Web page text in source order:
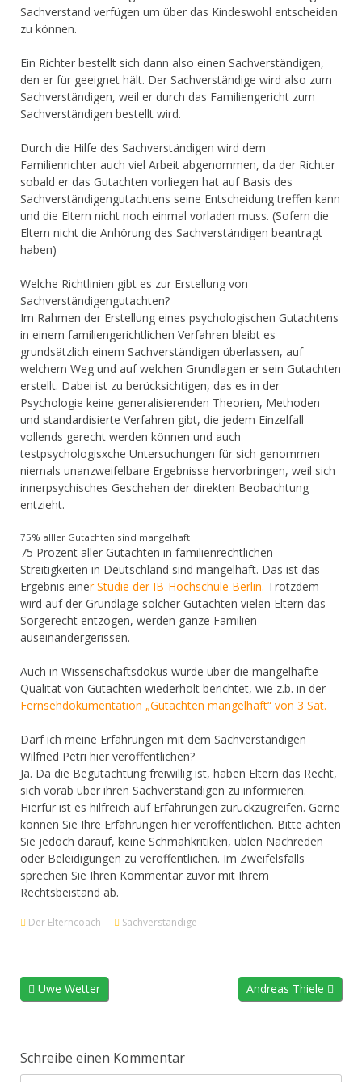
Sachverstand verfügen um über das Kindeswohl entscheiden
zu können.
Ein Richter bestellt sich dann also einen Sachverständigen,
den er für geeignet hält. Der Sachverständige wird also zum
Sachverständigen, weil er durch das Familiengericht zum
Sachverständigen bestellt wird.
Durch die Hilfe des Sachverständigen wird dem
Familienrichter auch viel Arbeit abgenommen, da der Richter
sobald er das Gutachten vorliegen hat auf Basis des
Sachverständigengutachtens seine Entscheidung treffen kann
und die Eltern nicht noch einmal vorladen muss. (Sofern die
Eltern nicht die Anhörung des Sachverständigen beantragt
haben)
Welche Richtlinien gibt es zur Erstellung von
Sachverständigengutachten?
Im Rahmen der Erstellung eines psychologischen Gutachtens
in einem familiengerichtlichen Verfahren bleibt es
grundsätzlich einem Sachverständigen überlassen, auf
welchem Weg und auf welchen Grundlagen er sein Gutachten
erstellt. Dabei ist zu berücksichtigen, das es in der
Psychologie keine generalisierenden Theorien, Methoden
und standardisierte Verfahren gibt, die jedem Einzelfall
vollends gerecht werden können und auch
testpsychologisxche Untersuchungen für sich genommen
niemals unanzweifelbare Ergebnisse hervorbringen, weil sich
innerpsychisches Geschehen der direkten Beobachtung
entzieht.
75% alller Gutachten sind mangelhaft
75 Prozent aller Gutachten in familienrechtlichen
Streitigkeiten in Deutschland sind mangelhaft. Das ist das
Ergebnis einer Studie der IB-Hochschule Berlin. Trotzdem
wird auf der Grundlage solcher Gutachten vielen Eltern das
Sorgerecht entzogen, werden ganze Familien
auseinandergerissen.
Auch in Wissenschaftsdokus wurde über die mangelhafte
Qualität von Gutachten wiederholt berichtet, wie z.b. in der
Fernsehdokumentation „Gutachten mangelhaft“ von 3 Sat.
Darf ich meine Erfahrungen mit dem Sachverständigen
Wilfried Petri hier veröffentlichen?
Ja. Da die Begutachtung freiwillig ist, haben Eltern das Recht,
sich vorab über ihren Sachverständigen zu informieren.
Hierfür ist es hilfreich auf Erfahrungen zurückzugreifen. Gerne
können Sie Ihre Erfahrungen hier veröffentlichen. Bitte achten
Sie jedoch darauf, keine Schmähkritiken, üblen Nachreden
oder Beleidigungen zu veröffentlichen. Im Zweifelsfalls
sprechen Sie Ihren Kommentar zuvor mit Ihrem
Rechtsbeistand ab.
Der Elterncoach Sachverständige
Uwe Wetter Andreas Thiele
Schreibe einen Kommentar